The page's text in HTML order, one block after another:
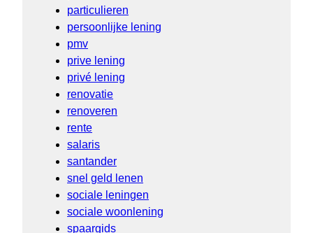
particulieren
persoonlijke lening
pmv
prive lening
privé lening
renovatie
renoveren
rente
salaris
santander
snel geld lenen
sociale leningen
sociale woonlening
spaargids